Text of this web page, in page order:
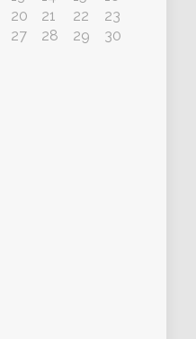
20 21 22
23
27 28 29
30